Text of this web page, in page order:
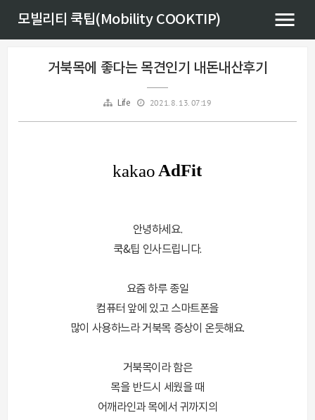
모빌리티 쿡팁(Mobility COOKTIP)
거북목에 좋다는 목견인기 내돈내산후기
Life 2021. 8. 13. 07:19
안녕하세요.
쿡&팁 인사드립니다.
요즘 하루 종일
컴퓨터 앞에 있고 스마트폰을
많이 사용하느라 거북목 증상이 온듯해요.
거북목이라 함은
목을 반드시 세웠을 때
어깨라인과 목에서 귀까지의